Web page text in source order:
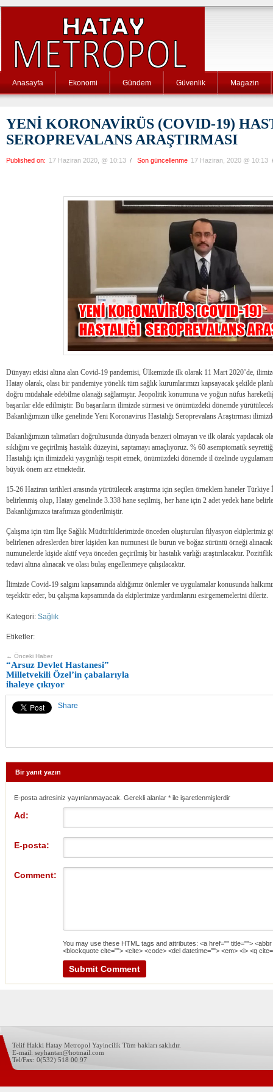
Anasayfa Ekonomi Gündem Güvenlik Magazin
YENİ KORONAVİRÜS (COVID-19)
SEROPREVALANS ARAŞTIRMASI
Published on: 17 Haziran 2020, @ 10:13 / Son güncellenme 17 Haziran, 2020 @ 10:13
Dünyayı etkisi altına alan Covid-19 pandemisi, Ülkemizde ilk olarak 11 Mart 2020’de,
Hatay olarak, olası bir pandemiye yönelik tüm sağlık kurumlarımızı kapsayacak şekilde
doğru müdahale edebilme olanağı sağlamıştır. Jeopolitik konumuna ve yoğun nüfus
başarılar elde edilmiştir. Bu başarıların ilimizde sürmesi ve önümüzdeki dönemde yürütülecek
Bakanlığımızın ülke genelinde Yeni Koronavirus Hastalığı Seroprevalans Araştırması
Bakanlığımızın talimatları doğrultusunda dünyada benzeri olmayan ve ilk olarak yapılacak
sıklığını ve geçirilmiş hastalık düzeyini, saptamayı amaçlıyoruz. % 60 asemptomatik
Hastalığı için ilimizdeki yaygınlığı tespit etmek, önümüzdeki dönemde il özelinde
büyük önem arz etmektedir.
15-26 Haziran tarihleri arasında yürütülecek araştırma için seçilen örneklem haneler
belirlenmiş olup, Hatay genelinde 3.338 hane seçilmiş, her hane için 2 adet yedek hane
Bakanlığımızca tarafımıza gönderilmiştir.
Çalışma için tüm İlçe Sağlık Müdürlüklerimizde önceden oluşturulan filyasyon ekiplerimiz
belirlenen adreslerden birer kişiden kan numunesi ile burun ve boğaz sürüntü örneği
numunelerde kişide aktif veya önceden geçirilmiş bir hastalık varlığı araştırılacaktır.
tedavi altına alınacak ve olası bulaş engellenmeye çalışılacaktır.
İlimizde Covid-19 salgını kapsamında aldığımız önlemler ve uygulamalar konusunda
teşekkür eder, bu çalışma kapsamında da ekiplerimize yardımlarını esirgememelerini dileriz.
Kategori: Sağlık
Etiketler:
← Önceki Haber
“Arsuz Devlet Hastanesi”
Milletvekili Özel’in çabalarıyla
ihaleye çıkıyor
Share
Bir yanıt yazın
E-posta adresiniz yayınlanmayacak. Gerekli alanlar * ile işaretlenmişlerdir
Ad:
E-posta:
Comment:
You may use these HTML tags and attributes: <a href="" title="">
<blockquote cite=""> <cite> <code> <del datetime=""> <em> <i> <q
Telif Hakki Hatay Metropol Yayincilik Tüm hakları saklıdır.
E-mail: seyhantan@hotmail.com
Tel/Fax: 0(532) 518 00 97